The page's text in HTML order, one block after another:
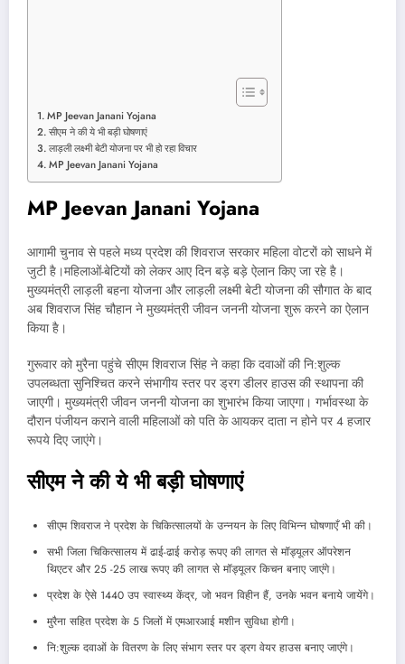
MP Jeevan Janani Yojana
सीएम ने की ये भी बड़ी घोषणाएं
लाड़ली लक्ष्मी बेटी योजना पर भी हो रहा विचार
MP Jeevan Janani Yojana
MP Jeevan Janani Yojana
आगामी चुनाव से पहले मध्य प्रदेश की शिवराज सरकार महिला वोटरों को साधने में
जुटी है।महिलाओं-बेटियों को लेकर आए दिन बड़े बड़े ऐलान किए जा रहे है।
मुख्यमंत्री लाड़ली बहना योजना और लाड़ली लक्ष्मी बेटी योजना की सौगात के बाद
अब शिवराज सिंह चौहान ने मुख्यमंत्री जीवन जननी योजना शुरू करने का ऐलान
किया है।
गुरूवार को मुरैना पहुंचे सीएम शिवराज सिंह ने कहा कि दवाओं की नि:शुल्क
उपलब्धता सुनिश्चित करने संभागीय स्तर पर ड्रग डीलर हाउस की स्थापना की
जाएगी। मुख्यमंत्री जीवन जननी योजना का शुभारंभ किया जाएगा। गर्भावस्था के
दौरान पंजीयन कराने वाली महिलाओं को पति के आयकर दाता न होने पर 4 हजार
रूपये दिए जाएंगे।
सीएम ने की ये भी बड़ी घोषणाएं
सीएम शिवराज ने प्रदेश के चिकित्सालयों के उन्नयन के लिए विभिन्न घोषणाएँ भी की।
सभी जिला चिकित्सालय में ढाई-ढाई करोड़ रूपए की लागत से मॉड्यूलर ऑपरेशन
थिएटर और 25 -25 लाख रूपए की लागत से मॉड्यूलर किचन बनाए जाएंगे।
प्रदेश के ऐसे 1440 उप स्वास्थ्य केंद्र, जो भवन विहीन हैं, उनके भवन बनाये जायेंगे।
मुरैना सहित प्रदेश के 5 जिलों में एमआरआई मशीन सुविधा होगी।
नि:शुल्क दवाओं के वितरण के लिए संभाग स्तर पर ड्रग वेयर हाउस बनाए जाएंगे।